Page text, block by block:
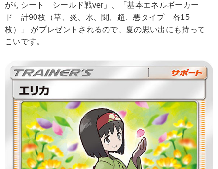
がりシート シールド戦ver」、「基本エネルギーカー
ド 計90枚（草、炎、水、闘、超、悪タイプ 各15
枚）」 がプレゼントされるので、夏の思い出にも持って
こいです。